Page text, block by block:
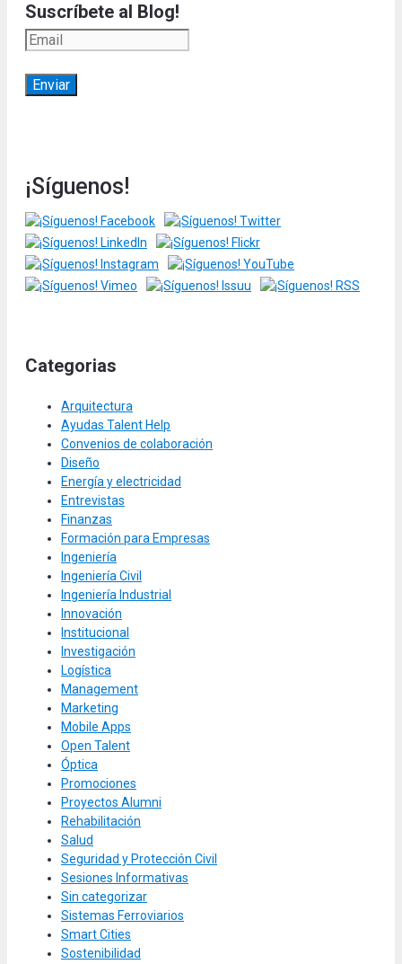
Suscríbete al Blog!
¡Síguenos!
Categorias
Arquitectura
Ayudas Talent Help
Convenios de colaboración
Diseño
Energía y electricidad
Entrevistas
Finanzas
Formación para Empresas
Ingeniería
Ingeniería Civil
Ingeniería Industrial
Innovación
Institucional
Investigación
Logística
Management
Marketing
Mobile Apps
Open Talent
Óptica
Promociones
Proyectos Alumni
Rehabilitación
Salud
Seguridad y Protección Civil
Sesiones Informativas
Sin categorizar
Sistemas Ferroviarios
Smart Cities
Sostenibilidad